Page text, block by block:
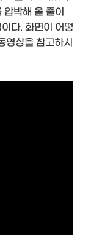
박해 올 줄이
다. 화면이 어떻
영상을 참고하시